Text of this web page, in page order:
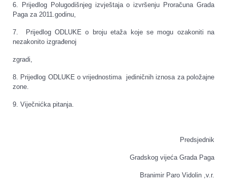
6. Prijedlog Polugodišnjeg izvještaja o izvršenju Proračuna Grada
Paga za 2011.godinu,
7. Prijedlog ODLUKE o broju etaža koje se mogu ozakoniti na
nezakonito izgrađenoj
zgradi,
8. Prijedlog ODLUKE o vrijednostima jediničnih iznosa za položajne
zone.
9. Viječnićka pitanja.
Predsjednik
Gradskog vijeća Grada Paga
Branimir Paro Vidolin ,v.r.